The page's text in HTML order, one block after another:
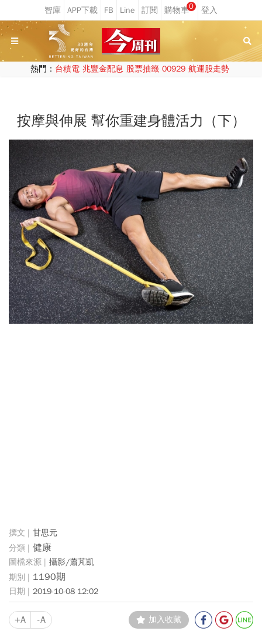
0
熱門： 台積電 兆豐金配息 股票抽籤 00929 航運股走勢
按摩與伸展 幫你重建身體活力（下）
甘思元
健康
攝影/蕭芃凱
1190期
2019-10-08 12:02
+A -A 加入收藏